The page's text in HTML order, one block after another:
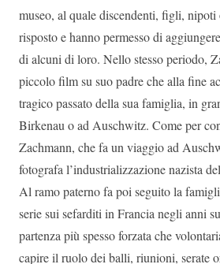
museo, al quale discendenti, figli,
risposto e hanno permesso di
di alcuni di loro. Nello stesso periodo,
piccolo film su suo padre che alla fine
tragico passato della sua famiglia, in
Birkenau o ad Auschwitz. Come per
Zachmann, che fa un viaggio ad
fotografa l’industrializzazione nazista
Al ramo paterno fa poi seguito la
serie sui sefarditi in Francia negli anni
partenza più spesso forzata che
capire il ruolo dei balli, riunioni, serate